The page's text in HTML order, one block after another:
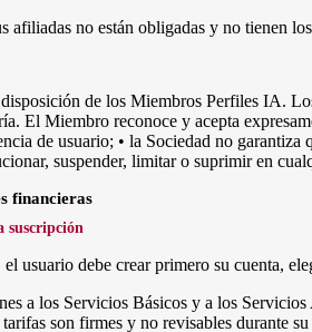
afiliadas no están obligadas y no tienen
de los Miembros Perfiles IA.
El Miembro reconoce y acepta
de usuario; • la Sociedad no
suspender, limitar o suprimir en
financieras
suscripción
usuario debe crear primero su cuenta,
a los Servicios Básicos y a los
son firmes y no revisables durante